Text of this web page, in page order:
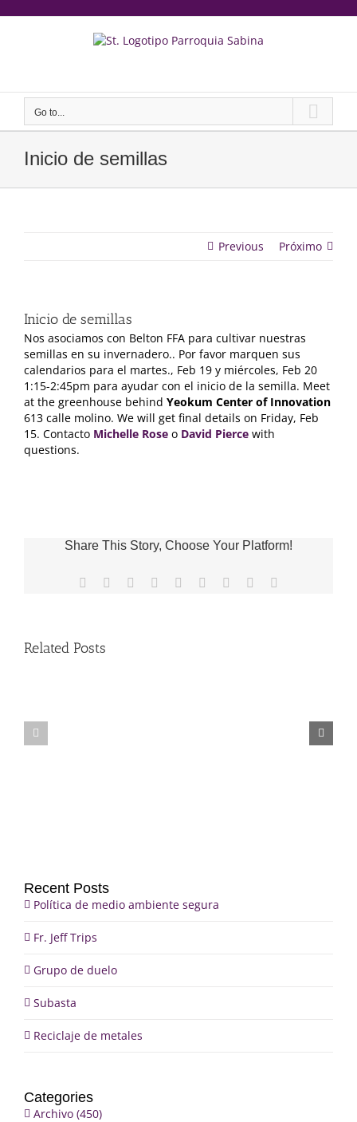
Go to...
Inicio de semillas
Previous Próximo
Inicio de semillas
Nos asociamos con Belton FFA para cultivar nuestras
semillas en su invernadero.. Por favor marquen sus
calendarios para el martes., Feb 19 y miércoles, Feb 20
1:15-2:45pm para ayudar con el inicio de la semilla. Meet
at the greenhouse behind Yeokum Center of Innovation
613 calle molino. We will get final details on Friday, Feb
15. Contacto Michelle Rose o David Pierce with
questions.
Share This Story, Choose Your Platform!
Facebook Reddit LinkedInWhatsApp
TumblrPinterest
Related Posts
Recent Posts
Política de medio ambiente segura
Fr. Jeff Trips
Grupo de duelo
Subasta
Reciclaje de metales
Categories
Archivo (450)